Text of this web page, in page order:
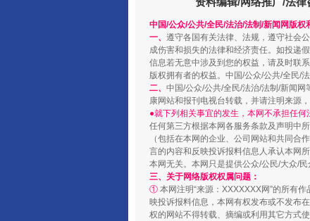
国家大学科技园优化重塑工
中国/公众/公共/全民/法治/法制/新闻网版权
一、 遵守各国有关法律、法规，遵守社会
成伤害和损失的法律和经济责任。如投递
信息若无意中涉及到您的权益，请及时联
版权拥有者的权益。中国/公众/公共/全民/
二、 中国/公众/公共/全民/法治/法制/新闻
康网站和报刊电视台转载，并请注明来源
●就下列相关事宜的发生，本网不承担任
任何第三方根据本网各服务条款及声明中
（包括在本网的企业、公司网站和共同合
言的内容和反映投诉报料信息人承认本网
本网无关。本网只是提供公众/公民/大众/
三、关于网络版权权属问题：
① 本网注明“来源：XXXXXXX网”的所有
映投诉报料信息，本网有权发布或不发布
权的网站不得转载、摘编或利用其它方式